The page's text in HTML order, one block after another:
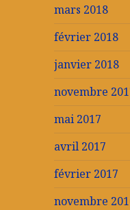
mars 2018
février 2018
janvier 2018
novembre
mai 2017
avril 2017
février 2017
novembre